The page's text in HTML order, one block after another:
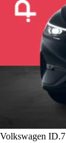
Volkswagen ID.7